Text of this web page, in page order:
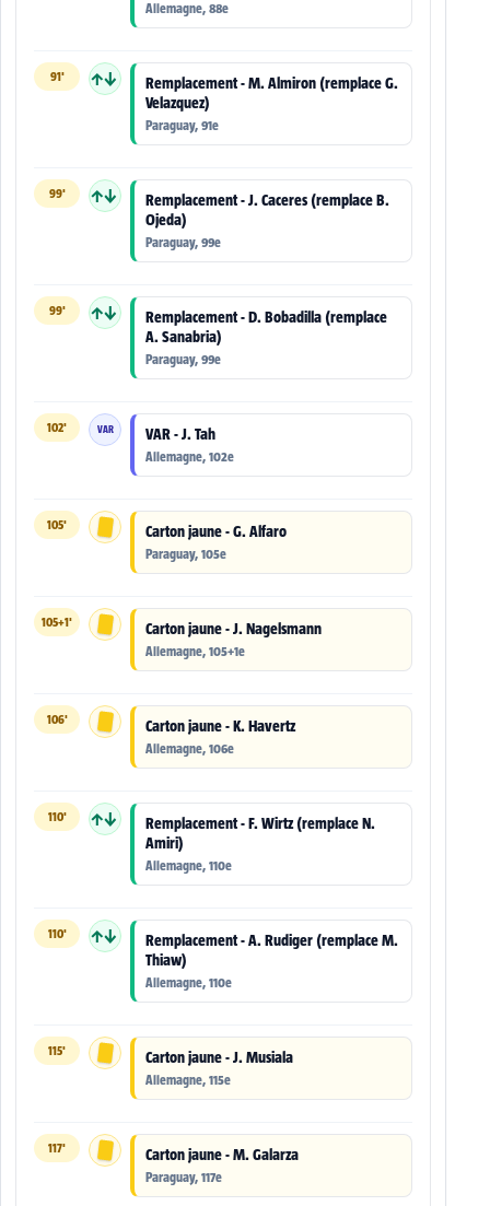
Allemagne, 88e
91' ↑↓
Remplacement - M. Almiron (remplace G.
Velazquez)
Paraguay, 91e
99' ↑↓
Remplacement - J. Caceres (remplace B.
Ojeda)
Paraguay, 99e
99' ↑↓
Remplacement - D. Bobadilla (remplace
A. Sanabria)
Paraguay, 99e
102' VAR VAR - J. Tah
Allemagne, 102e
105' Carton jaune - G. Alfaro
Paraguay, 105e
105+1' Carton jaune - J. Nagelsmann
Allemagne, 105+1e
106' Carton jaune - K. Havertz
Allemagne, 106e
110' ↑↓
Remplacement - F. Wirtz (remplace N.
Amiri)
Allemagne, 110e
110' ↑↓
Remplacement - A. Rudiger (remplace M.
Thiaw)
Allemagne, 110e
115' Carton jaune - J. Musiala
Allemagne, 115e
117' Carton jaune - M. Galarza
Paraguay, 117e